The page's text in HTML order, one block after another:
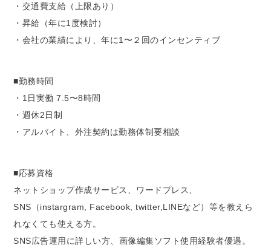
・交通費支給（上限あり）
・昇給（年に1度検討）
・会社の業績により、年に1〜２回のインセンティブ
■勤務時間
・1日実働 7.5〜8時間
・週休2日制
・アルバイト、外注契約は勤務体制要相談
■応募資格
ネットショップ作成サービス、ワードプレス、
SNS（instargram, Facebook, twitter,LINEなど）等を教えら
れなくても使える方。
SNS広告運用に詳しい方、画像編集ソフト使用経験者優遇。